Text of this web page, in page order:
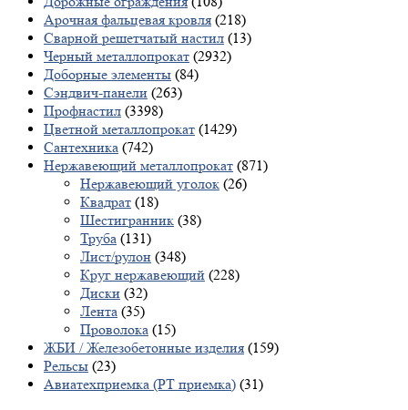
Арочная фальцевая кровля (218)
Сварной решетчатый настил (13)
Черный металлопрокат (2932)
Доборные элементы (84)
Сэндвич-панели (263)
Профнастил (3398)
Цветной металлопрокат (1429)
Сантехника (742)
Нержавеющий металлопрокат (871)
Нержавеющий уголок (26)
Квадрат (18)
Шестигранник (38)
Труба (131)
Лист/рулон (348)
Круг нержавеющий (228)
Диски (32)
Лента (35)
Проволока (15)
ЖБИ / Железобетонные изделия (159)
Рельсы (23)
Авиатехприемка (РТ приемка) (31)